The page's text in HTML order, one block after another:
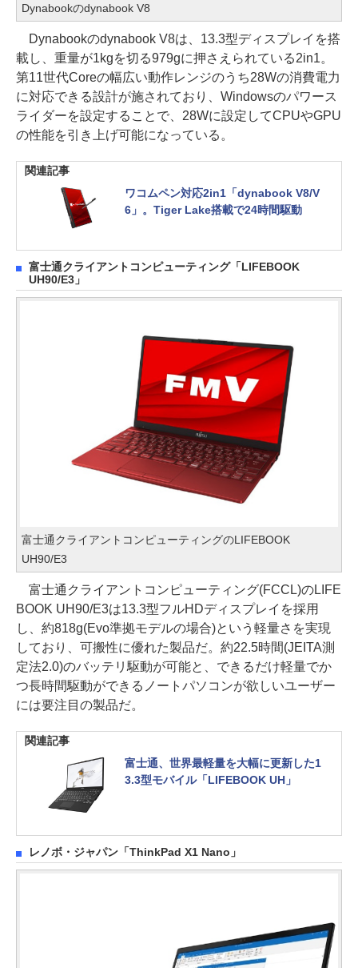
Dynabookのdynabook V8
Dynabookのdynabook V8は、13.3型ディスプレイを搭
載し、重量が1kgを切る979gに押さえられている2in1。
第11世代Coreの幅広い動作レンジのうち28Wの消費電力
に対応できる設計が施されており、Windowsのパワース
ライダーを設定することで、28Wに設定してCPUやGPU
の性能を引き上げ可能になっている。
関連記事
ワコムペン対応2in1「dynabook V8/V
6」。Tiger Lake搭載で24時間駆動
富士通クライアントコンピューティング「LIFEBOOK
UH90/E3」
富士通クライアントコンピューティングのLIFEBOOK
UH90/E3
富士通クライアントコンピューティング(FCCL)のLIFE
BOOK UH90/E3は13.3型フルHDディスプレイを採用
し、約818g(Evo準拠モデルの場合)という軽量さを実現
しており、可搬性に優れた製品だ。約22.5時間(JEITA測
定法2.0)のバッテリ駆動が可能と、できるだけ軽量でか
つ長時間駆動ができるノートパソコンが欲しいユーザー
には要注目の製品だ。
関連記事
富士通、世界最軽量を大幅に更新した1
3.3型モバイル「LIFEBOOK UH」
レノボ・ジャパン「ThinkPad X1 Nano」